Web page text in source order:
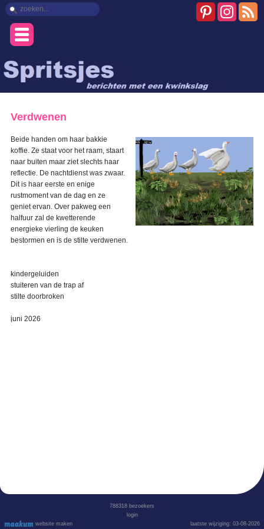
Verdwenen
Beide handen om haar bakkie
koffie. Ze staat voor het raam, staart
naar buiten maar ziet slechts haar
reflectie. De nachtdienst was zwaar.
Dit is haar eerste en enige
rustmoment van de dag en ze
geniet ervan. Over pakweg een
halfuur zal de kwetterende
energieke vierling de keuken
bestormen en is de stilte verdwenen.
kindergeluiden
stuiteren van de trap af
stilte doorbroken
juni 2026
website maken
788318 bezoekers
login
laatste wijziging: 03-08-2026